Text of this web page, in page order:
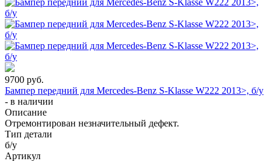
9700 руб.
Бампер передний для Mercedes-Benz S-Klasse W222 2013>, б/у
- в наличии
Описание
Отремонтирован незначительный дефект.
Тип детали
б/у
Артикул